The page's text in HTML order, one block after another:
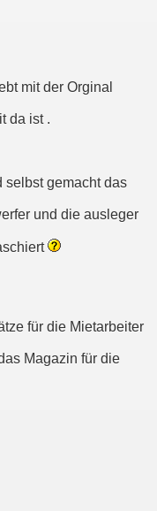
mit der Orginal
da ist .
selbst gemacht das
und die ausleger
für die Mietarbeiter
Magazin für die